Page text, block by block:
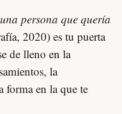
persona que quería
2020) es tu puerta
de lleno en la
la
forma en la que te